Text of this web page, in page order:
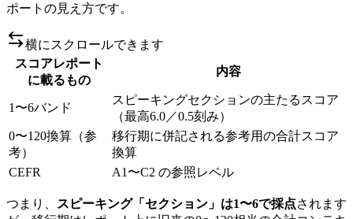
ポートの見え方です。
横にスクロールできます
スコアレポート
に載るもの
内容
1〜6バンド
スピーキングセクションの主たるスコア
（最高6.0／0.5刻み）
0〜120換算（参
考）
移行期に併記される参考用の合計スコア
換算
CEFR
A1〜C2 の参照レベル
つまり、 スピーキング「セクション」は1〜6で採点されます